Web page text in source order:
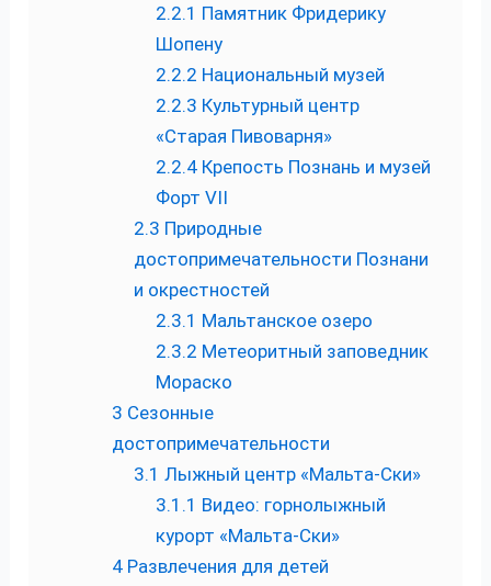
2.2.1 Памятник Фридерику
Шопену
2.2.2 Национальный музей
2.2.3 Культурный центр
«Старая Пивоварня»
2.2.4 Крепость Познань и музей
Форт VII
2.3 Природные
достопримечательности Познани
и окрестностей
2.3.1 Мальтанское озеро
2.3.2 Метеоритный заповедник
Мораско
3 Сезонные
достопримечательности
3.1 Лыжный центр «Мальта-Ски»
3.1.1 Видео: горнолыжный
курорт «Мальта-Ски»
4 Развлечения для детей